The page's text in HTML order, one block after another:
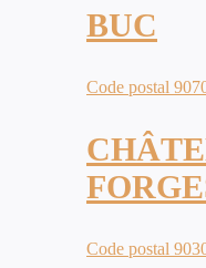
BUC
Code postal
Code postal